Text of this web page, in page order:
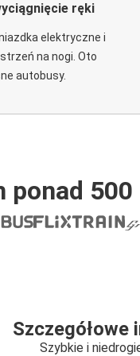
ręki
elektryczne i
na nogi. Oto
autobusy.
ponad
Szczegółowe
Szybkie i